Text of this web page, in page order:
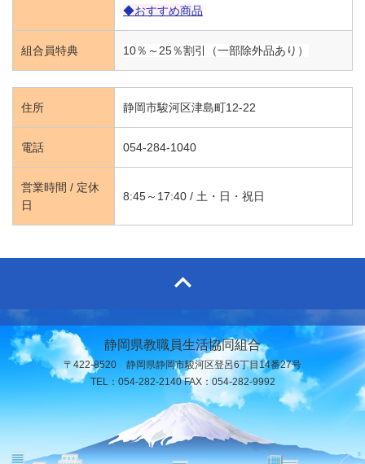
◆おすすめ商品
組合員特典 10％～25％割引（一部除外品あり）
住所 静岡市駿河区津島町12-22
電話 054-284-1040
営業時間 / 定休
日
8:45～17:40 / 土・日・祝日
静岡県教職員生活協同組合
〒422-8520 静岡県静岡市駿河区登呂6丁目14番27号
TEL：054-282-2140 FAX：054-282-9992